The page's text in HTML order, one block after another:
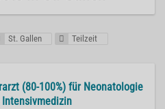
St. Gallen
Teilzeit
(80-100%) für Neonatologie